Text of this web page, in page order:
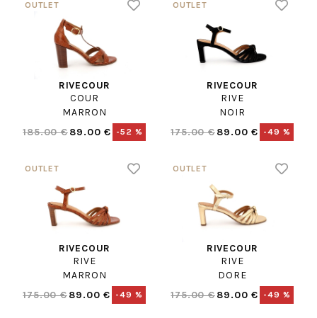
RIVECOUR
COUR
MARRON
185.00 €89.00 € -52 %
RIVECOUR
RIVE
NOIR
175.00 €89.00 € -49 %
RIVECOUR
RIVE
MARRON
175.00 €89.00 € -49 %
RIVECOUR
RIVE
DORE
175.00 €89.00 € -49 %